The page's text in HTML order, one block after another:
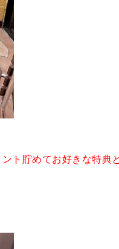
ント貯めてお好きな特典